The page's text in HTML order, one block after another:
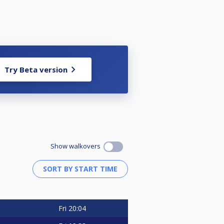
Try Beta version
Show walkovers
Fri 20:04